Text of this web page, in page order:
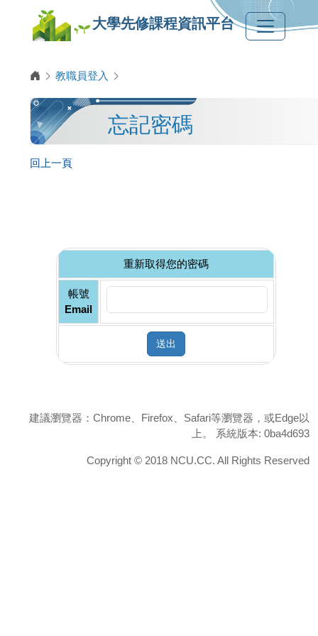
大學先修課程資訊平台
教職員登入
忘記密碼
回上一頁
重新取得您的密碼
帳號
Email
送出
建議瀏覽器：Chrome、Firefox、Safari等瀏覽器，或Edge以
上。 系統版本: 0ba4d693
Copyright © 2018 NCU.CC. All Rights Reserved